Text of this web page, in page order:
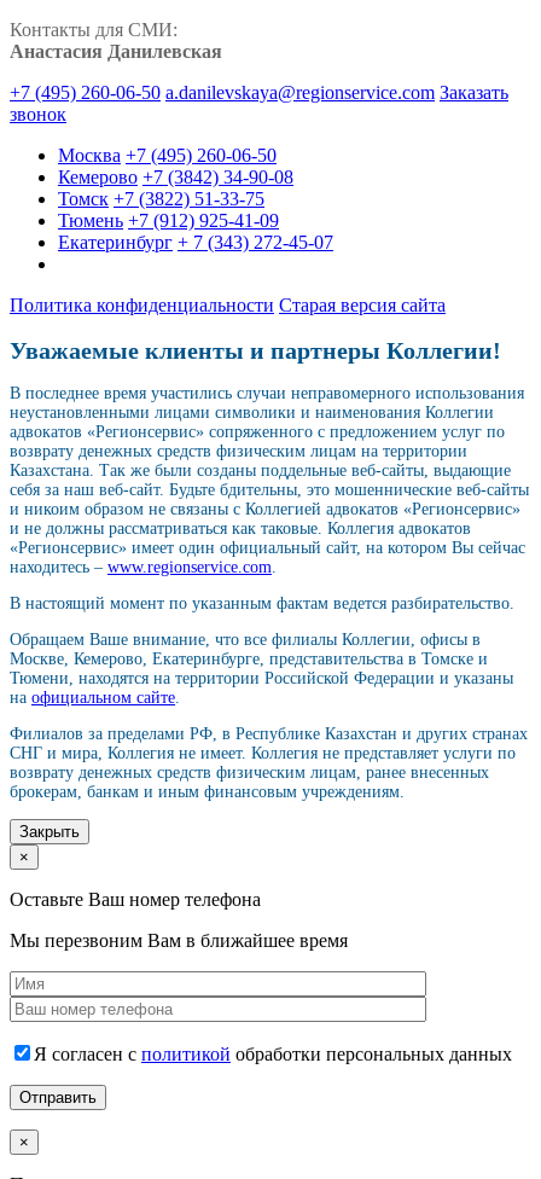
Контакты для СМИ:
Анастасия Данилевская
+7 (495) 260-06-50 a.danilevskaya@regionservice.com Заказать
звонок
Москва +7 (495) 260-06-50
Кемерово +7 (3842) 34-90-08
Томск +7 (3822) 51-33-75
Тюмень +7 (912) 925-41-09
Екатеринбург + 7 (343) 272-45-07
Политика конфиденциальности Старая версия сайта
Уважаемые клиенты и партнеры Коллегии!
В последнее время участились случаи неправомерного использования
неустановленными лицами символики и наименования Коллегии
адвокатов «Регионсервис» сопряженного с предложением услуг по
возврату денежных средств физическим лицам на территории
Казахстана. Так же были созданы поддельные веб-сайты, выдающие
себя за наш веб-сайт. Будьте бдительны, это мошеннические веб-сайты
и никоим образом не связаны с Коллегией адвокатов «Регионсервис»
и не должны рассматриваться как таковые. Коллегия адвокатов
«Регионсервис» имеет один официальный сайт, на котором Вы сейчас
находитесь – www.regionservice.com
В настоящий момент по указанным фактам ведется разбирательство.
Обращаем Ваше внимание, что все филиалы Коллегии, офисы в
Москве, Кемерово, Екатеринбурге, представительства в Томске и
Тюмени, находятся на территории Российской Федерации и указаны
на официальном сайте
Филиалов за пределами РФ, в Республике Казахстан и других странах
СНГ и мира, Коллегия не имеет. Коллегия не представляет услуги по
возврату денежных средств физическим лицам, ранее внесенных
брокерам, банкам и иным финансовым учреждениям.
Закрыть
×
Оставьте Ваш номер телефона
Мы перезвоним Вам в ближайшее время
Я согласен с политикой обработки персональных данных
×